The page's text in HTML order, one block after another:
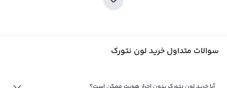
سادگی فراهم می‌کند. با این حال، توجه داشته باشید که همانند هر نوع
فروش لون نتورک
سوالات متداول خرید لون نتورک